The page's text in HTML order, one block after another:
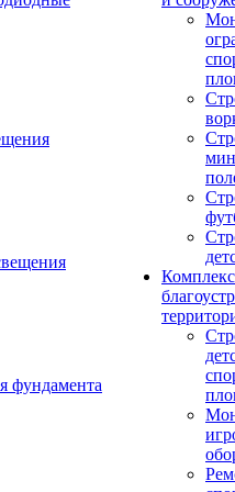
фундамента